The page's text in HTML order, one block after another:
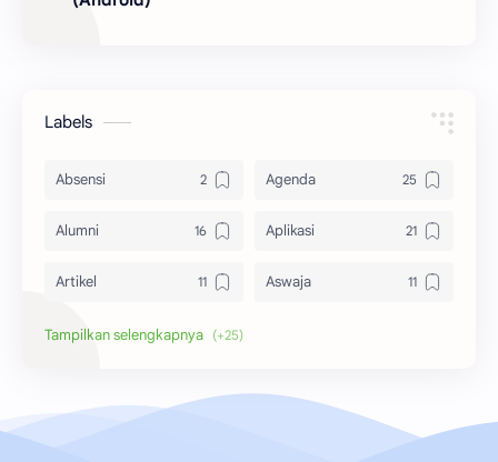
Labels
Absensi Agenda
Alumni Aplikasi
Artikel Aswaja
Bangkalan